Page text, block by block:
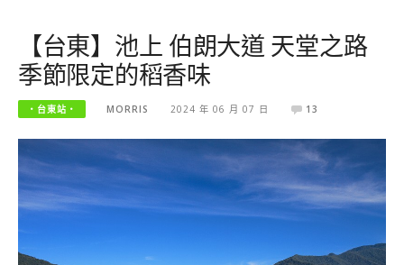
【台東】池上 伯朗大道 天堂之路
季節限定的稻香味
‧台東站‧ MORRIS 2024 年 06 月 07 日 13